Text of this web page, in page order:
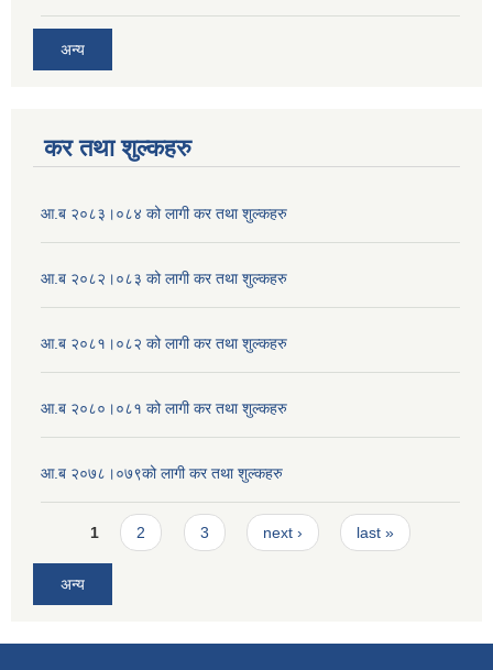
अन्य
कर तथा शुल्कहरु
आ.ब २०८३।०८४ को लागी कर तथा शुल्कहरु
आ.ब २०८२।०८३ को लागी कर तथा शुल्कहरु
आ.ब २०८१।०८२ को लागी कर तथा शुल्कहरु
आ.ब २०८०।०८१ को लागी कर तथा शुल्कहरु
आ.ब २०७८।०७९को लागी कर तथा शुल्कहरु
Pages
1 2 3 next › last »
अन्य